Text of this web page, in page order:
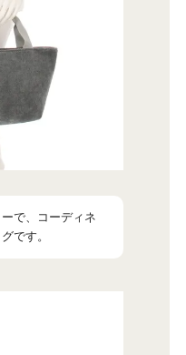
で、コーディネ
です。